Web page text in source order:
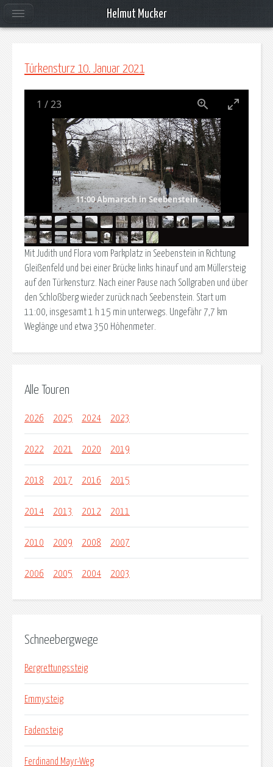
Türkensturz 10. Januar 2021
11:00 Abmarsch in Seebenstein
1 /23
Mit Judith und Flora vom Parkplatz in Seebenstein in Richtung
Gleißenfeld und bei einer Brücke links hinauf und am Müllersteig
auf den Türkensturz. Nach einer Pause nach Sollgraben und über
den Schloßberg wieder zurück nach Seebenstein. Start um
11:00, insgesamt 1 h 15 min unterwegs. Ungefähr 7,7 km
Weglänge und etwa 350 Höhenmeter.
Alle Touren
2026 2025 2024 2023
2022 2021 2020 2019
2018 2017 2016 2015
2014 2013 2012 2011
2010 2009 2008 2007
2006 2005 2004 2003
Schneebergwege
Bergrettungssteig
Emmysteig
Fadensteig
Ferdinand Mayr-Weg
Helmut Mucker